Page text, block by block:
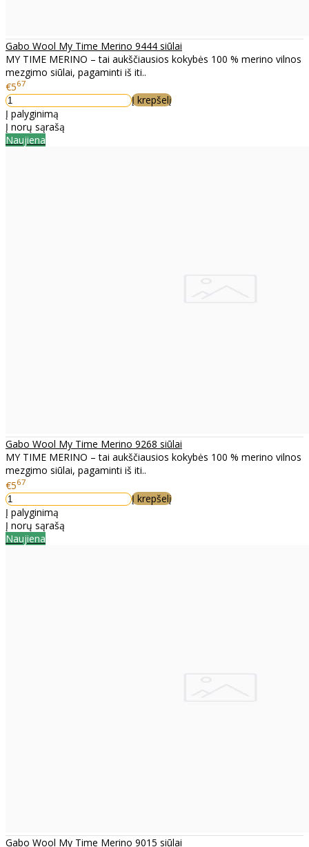
Gabo Wool My Time Merino 9444 siūlai
MY TIME MERINO – tai aukščiausios kokybės 100 % merino vilnos
mezgimo siūlai, pagaminti iš iti..
€567
Į krepšelį
Į palyginimą
Į norų sąrašą
Naujiena
Gabo Wool My Time Merino 9268 siūlai
MY TIME MERINO – tai aukščiausios kokybės 100 % merino vilnos
mezgimo siūlai, pagaminti iš iti..
€567
Į krepšelį
Į palyginimą
Į norų sąrašą
Naujiena
Gabo Wool My Time Merino 9015 siūlai